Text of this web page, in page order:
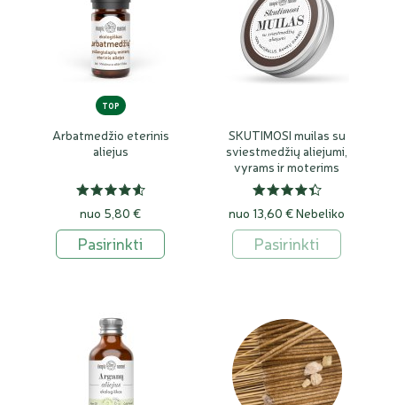
TOP
Arbatmedžio eterinis
aliejus
nuo 5,80 €
Pasirinkti
SKUTIMOSI muilas su
sviestmedžių aliejumi,
vyrams ir moterims
nuo 13,60 €Nebeliko
Pasirinkti